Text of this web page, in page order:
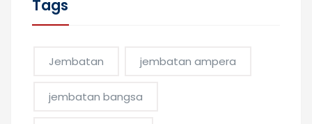
Tags
Jembatan jembatan ampera
jembatan bangsa